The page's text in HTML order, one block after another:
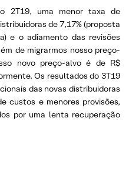
2T19, uma menor taxa de
de 7,17% (proposta
e o adiamento das revisões
de migrarmos nosso preço-
novo preço-alvo é de R$
Os resultados do 3T19
das novas distribuidoras
custos e menores provisões,
por uma lenta recuperação